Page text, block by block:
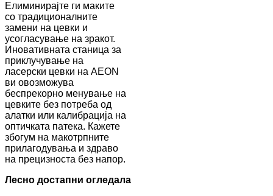
Елиминирајте ги маките
со традиционалните
замени на цевки и
усогласување на зракот.
Иновативната станица за
приклучување на
ласерски цевки на AEON
ви овозможува
беспрекорно менување на
цевките без потреба од
алатки или калибрација на
оптичката патека. Кажете
збогум на макотрпните
прилагодувања и здраво
на прецизноста без напор.
Лесно достапни огледала